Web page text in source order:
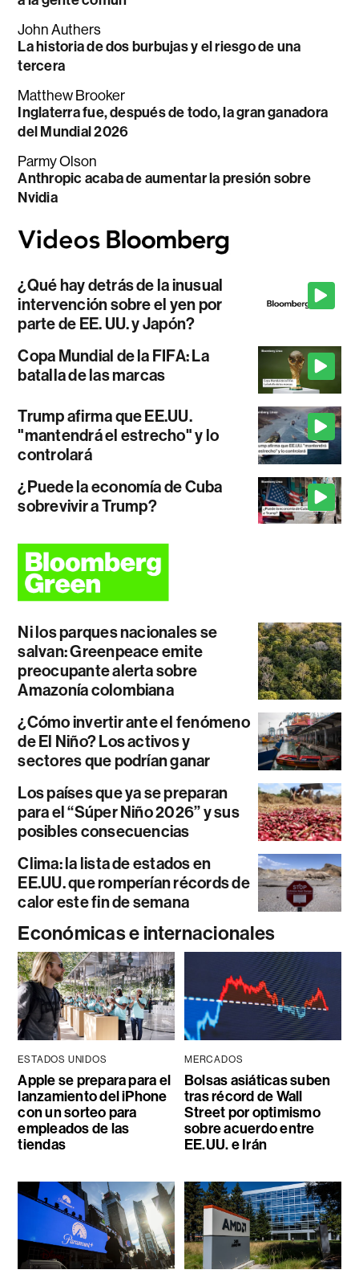
John Authers
La historia de dos burbujas y el riesgo de una
tercera
Matthew Brooker
Inglaterra fue, después de todo, la gran ganadora
del Mundial 2026
Parmy Olson
Anthropic acaba de aumentar la presión sobre
Nvidia
¿Qué hay detrás de la inusual
intervención sobre el yen por
parte de EE. UU. y Japón?
Copa Mundial de la FIFA: La
batalla de las marcas
Trump afirma que EE.UU.
"mantendrá el estrecho" y lo
controlará
¿Puede la economía de Cuba
sobrevivir a Trump?
Ni los parques nacionales se
salvan: Greenpeace emite
preocupante alerta sobre
Amazonía colombiana
¿Cómo invertir ante el fenómeno
de El Niño? Los activos y
sectores que podrían ganar
Los países que ya se preparan
para el “Súper Niño 2026” y sus
posibles consecuencias
Clima: la lista de estados en
EE.UU. que romperían récords de
calor este fin de semana
Económicas e internacionales
ESTADOS UNIDOS
Apple se prepara para el
lanzamiento del iPhone
con un sorteo para
empleados de las
tiendas
MERCADOS
Bolsas asiáticas suben
tras récord de Wall
Street por optimismo
sobre acuerdo entre
EE.UU. e Irán